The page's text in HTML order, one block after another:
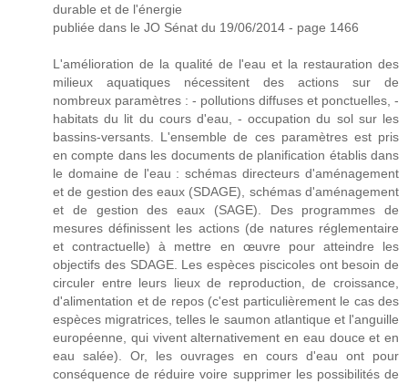
durable et de l'énergie
publiée dans le JO Sénat du 19/06/2014 - page 1466
L'amélioration de la qualité de l'eau et la restauration des
milieux aquatiques nécessitent des actions sur de
nombreux paramètres : - pollutions diffuses et ponctuelles, -
habitats du lit du cours d'eau, - occupation du sol sur les
bassins-versants. L'ensemble de ces paramètres est pris
en compte dans les documents de planification établis dans
le domaine de l'eau : schémas directeurs d'aménagement
et de gestion des eaux (SDAGE), schémas d'aménagement
et de gestion des eaux (SAGE). Des programmes de
mesures définissent les actions (de natures réglementaire
et contractuelle) à mettre en œuvre pour atteindre les
objectifs des SDAGE. Les espèces piscicoles ont besoin de
circuler entre leurs lieux de reproduction, de croissance,
d'alimentation et de repos (c'est particulièrement le cas des
espèces migratrices, telles le saumon atlantique et l'anguille
européenne, qui vivent alternativement en eau douce et en
eau salée). Or, les ouvrages en cours d'eau ont pour
conséquence de réduire voire supprimer les possibilités de